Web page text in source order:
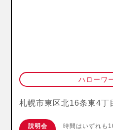
ハローワ
札幌市東区北16条東4丁
説明会
時間はいずれも